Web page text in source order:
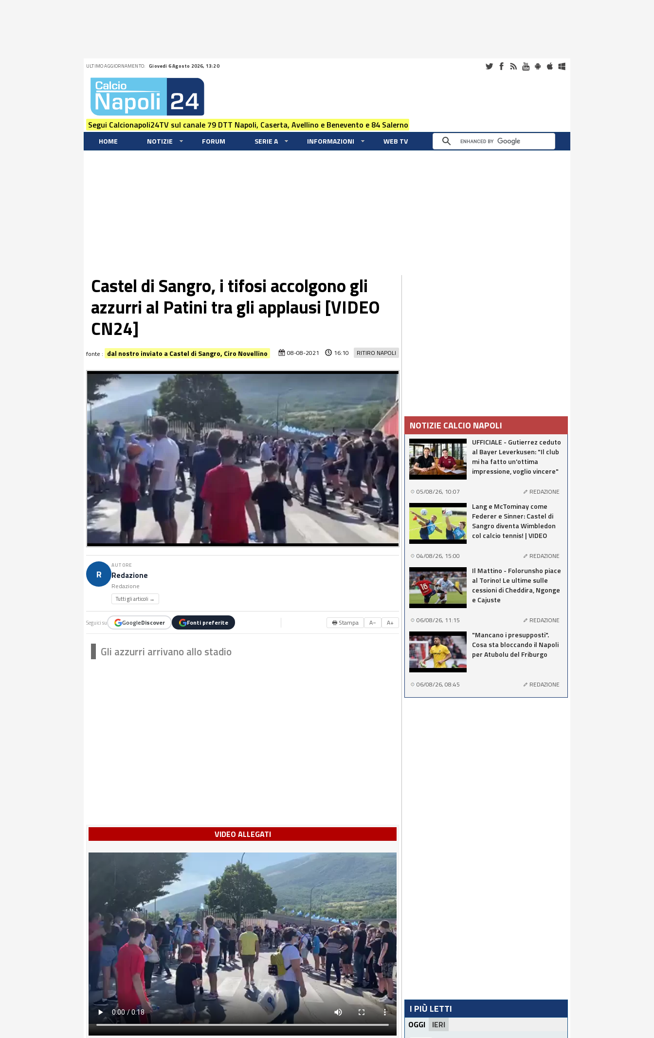
ULTIMO AGGIORNAMENTO: Giovedi 6 Agosto 2026, 13:20
Segui Calcionapoli24TV sul canale 79 DTT Napoli, Caserta, Avellino e Benevento e 84 Salerno
HOME NOTIZIE FORUM SERIE A INFORMAZIONI WEB TV
Castel di Sangro, i tifosi accolgono gli
azzurri al Patini tra gli applausi [VIDEO
CN24]
RITIRO NAPOLI
08-08-2021 16:10
fonte : dal nostro inviato a Castel di Sangro, Ciro Novellino
R
AUTORE
Redazione
Redazione
Tutti gli articoli →
Seguici su GoogleDiscover Fonti preferite 🖶 Stampa A− A+
Gli azzurri arrivano allo stadio
VIDEO ALLEGATI
NOTIZIE CALCIO NAPOLI
UFFICIALE - Gutierrez ceduto
al Bayer Leverkusen: "Il club
mi ha fatto un'ottima
impressione, voglio vincere"
05/08/26, 10:07 REDAZIONE
Lang e McTominay come
Federer e Sinner: Castel di
Sangro diventa Wimbledon
col calcio tennis! | VIDEO
04/08/26, 15:00 REDAZIONE
Il Mattino - Folorunsho piace
al Torino! Le ultime sulle
cessioni di Cheddira, Ngonge
e Cajuste
06/08/26, 11:15 REDAZIONE
"Mancano i presupposti".
Cosa sta bloccando il Napoli
per Atubolu del Friburgo
06/08/26, 08:45 REDAZIONE
I PIÙ LETTI
OGGI IERI